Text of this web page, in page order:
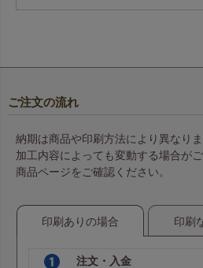
ご注文の流れ
納期は商品や印刷方法により異なり
加工内容によっても変動する場合が
商品ページをご確認ください。
印刷ありの場合 印刷
注文・入金